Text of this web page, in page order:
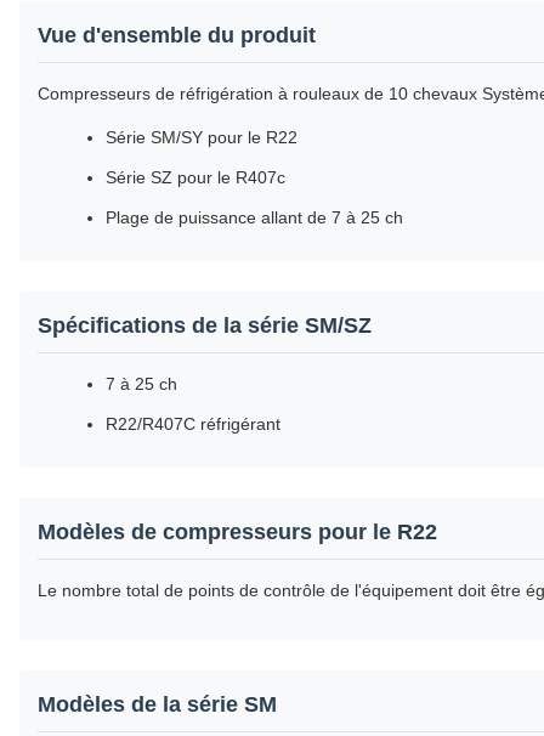
Vue d'ensemble du produit
Compresseurs de réfrigération à rouleaux de 10 chevaux
Série SM/SY pour le R22
Série SZ pour le R407c
Plage de puissance allant de 7 à 25 ch
Spécifications de la série SM/SZ
7 à 25 ch
R22/R407C réfrigérant
Modèles de compresseurs pour le R22
Le nombre total de points de contrôle de l'équipement doit être
Modèles de la série SM